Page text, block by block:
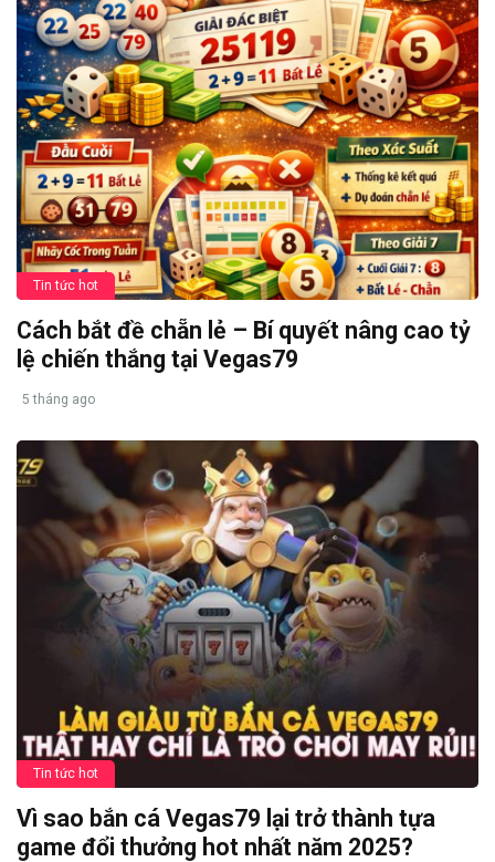
Tin tức hot
Cách bắt đề chẵn lẻ – Bí quyết nâng cao tỷ
lệ chiến thắng tại Vegas79
5 tháng ago
Tin tức hot
Vì sao bắn cá Vegas79 lại trở thành tựa
game đổi thưởng hot nhất năm 2025?